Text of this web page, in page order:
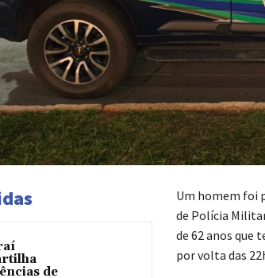
de
Um homem foi
de Polícia
de 62 anos que
por volta das